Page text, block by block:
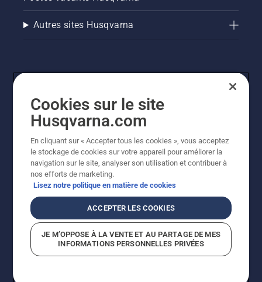
Autres sites Husqvarna
© Husqvarna AB (publ). Tous droits réservés. Les prix
indiqués sont des prix de vente conseillés. Tous les prix
indiqués sont des prix de vente recommandés (TVA
incluse), sauf si le produit est disponible pour un achat
direct.
Politique relative aux cookiesConditions d'utilisation
Signalement de violations présumées
Cookies sur le site
Husqvarna.com
En cliquant sur « Accepter tous les cookies », vous acceptez
le stockage de cookies sur votre appareil pour améliorer la
navigation sur le site, analyser son utilisation et contribuer à
nos efforts de marketing.
Lisez notre politique en matière de cookies
ACCEPTER LES COOKIES
JE M’OPPOSE À LA VENTE ET AU PARTAGE DE MES
INFORMATIONS PERSONNELLES PRIVÉES